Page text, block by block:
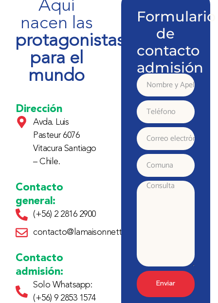
Aquí
nacen las
protagonistas
para el
mundo
Dirección
Avda. Luis
Pasteur 6076
Vitacura Santiago
– Chile.
Contacto
general:
(+56) 2 2816 2900
contacto@lamaisonnette.cl
Contacto
admisión:
Solo Whatsapp:
(+56) 9 2853 1574
Formulario
de
contacto
admisión
Nombre
y
Apellido
Teléfono
Correo
electrónico
Comuna
Consulta
Enviar